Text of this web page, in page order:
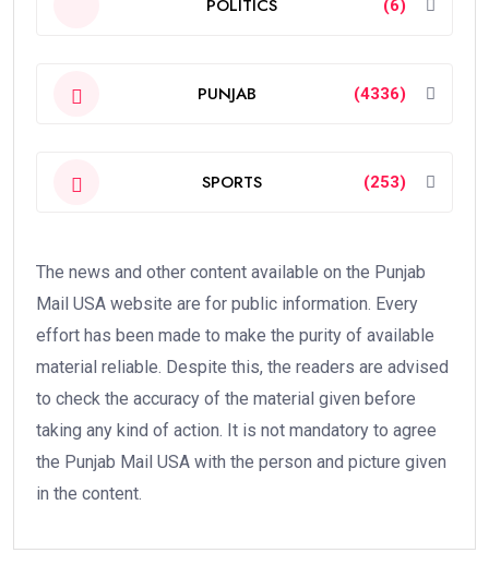
POLITICS (6)
PUNJAB (4336)
SPORTS (253)
The news and other content available on the Punjab
Mail USA website are for public information. Every
effort has been made to make the purity of available
material reliable. Despite this, the readers are advised
to check the accuracy of the material given before
taking any kind of action. It is not mandatory to agree
the Punjab Mail USA with the person and picture given
in the content.